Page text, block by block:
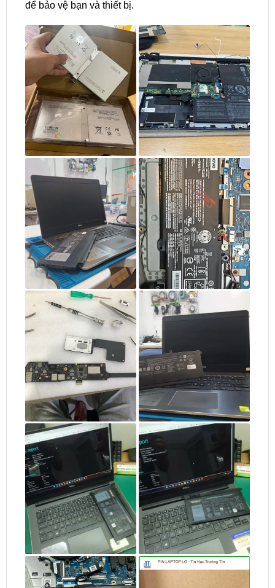
để bảo vệ bạn và thiết bị.